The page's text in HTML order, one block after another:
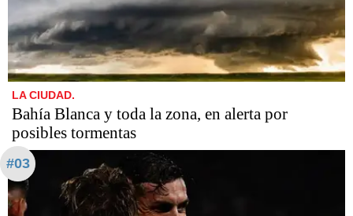
LA CIUDAD.
Bahía Blanca y toda la zona, en alerta por
posibles tormentas
#03